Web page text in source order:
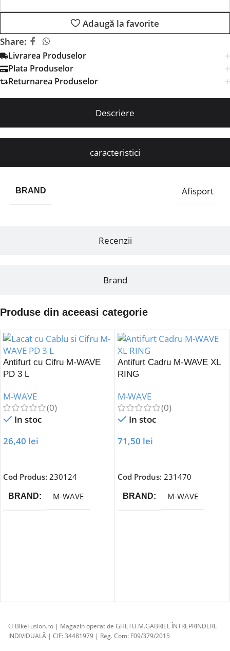
Adaugă la favorite
Share:
Livrarea Produselor
Plata Produselor
Returnarea Produselor
Descriere
caracteristici
Recenzii
Brand
BRAND Afisport
Produse din aceeasi categorie
Antifurt cu Cifru M-WAVE
PD 3 L
M-WAVE
(0)
In stoc
26,40 lei
Cod Produs: 230124
BRAND M-WAVE
Antifurt Cadru M-WAVE XL
RING
M-WAVE
(0)
In stoc
71,50 lei
Cod Produs: 231470
BRAND M-WAVE
© BikeFusion.ro | Magazin operat de GHETU M.GABRIEL ÎNTREPRINDERE
INDIVIDUALĂ | CIF: 34481979 | Reg. Com: F09/379/2015